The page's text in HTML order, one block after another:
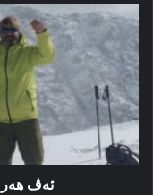
ئەڤ
هەر
دو
نووچە
چ
ژ
مە
را
دبێژن
ئەڤ هەر